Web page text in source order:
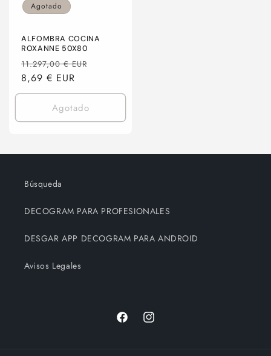
Agotado
ALFOMBRA COCINA
ROXANNE 50X80
Precio
habitual
11.297,00 € EUR
oferta
8,69 € EUR
Agotado
Búsqueda
DECOGRAM PARA PROFESIONALES
DESGAR APP DECOGRAM PARA ANDROID
Avisos Legales
FacebookInstagram